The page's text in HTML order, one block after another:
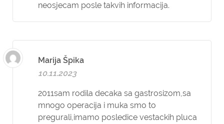
neosjecam posle takvih informacija.
Marija Špika
10.11.2023
2011sam rodila decaka sa gastrosizom,sa
mnogo operacija i muka smo to
pregurali,imamo posledice vestackih pluca